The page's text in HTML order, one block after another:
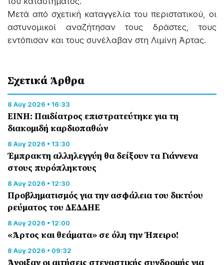
Μετά από σχετική καταγγελία του περιστατικού, οι
αστυνομικοί αναζήτησαν τους δράστες, τους
εντόπισαν και τους συνέλαβαν στη Λιμίνη Άρτας.
Σχετικά Άρθρα
8 Αύγ 2026 • 16:33
ΕΙΝΗ: Παιδίατρος επιστρατεύτηκε για τη
διακομιδή καρδιοπαθών
8 Αύγ 2026 • 13:30
Έμπρακτη αλληλεγγύη θα δείξουν τα Γιάννενα
στους πυρόπληκτους
8 Αύγ 2026 • 12:30
Προβληματισμός για την ασφάλεια του δικτύου
ρεύματος του ΔΕΔΔΗΕ
8 Αύγ 2026 • 12:00
«Άρτος και θεάματα» σε όλη την Ήπειρο!
8 Αύγ 2026 • 09:32
Άνοιξαν οι αιτήσεις στεγαστικής συνδρομής για